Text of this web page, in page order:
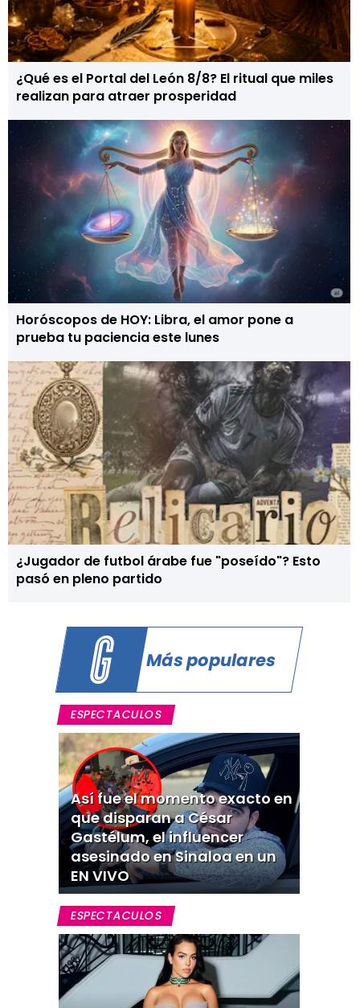
¿Qué es el Portal del León 8/8? El ritual que miles
realizan para atraer prosperidad
Horóscopos de HOY: Libra, el amor pone a
prueba tu paciencia este lunes
¿Jugador de futbol árabe fue "poseído"? Esto
pasó en pleno partido
Más populares
ESPECTACULOS
Así fue el momento exacto en
que disparan a César
Gastélum, el influencer
asesinado en Sinaloa en un
EN VIVO
ESPECTACULOS